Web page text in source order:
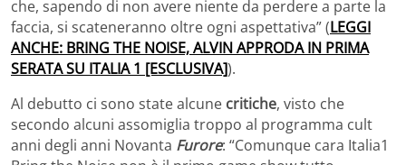
che, sapendo di non avere niente da perdere a parte la
faccia, si scateneranno oltre ogni aspettativa” (LEGGI
ANCHE: BRING THE NOISE, ALVIN APPRODA IN PRIMA
SERATA SU ITALIA 1 [ESCLUSIVA]).
Al debutto ci sono state alcune critiche, visto che
secondo alcuni assomiglia troppo al programma cult
anni degli anni Novanta Furore: “Comunque cara Italia1